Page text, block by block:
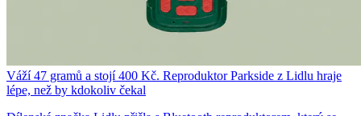
Váží 47 gramů a stojí 400 Kč. Reproduktor Parkside z Lidlu hraje
lépe, než by kdokoliv čekal